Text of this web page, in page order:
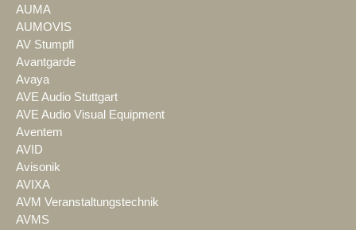
AUMA
AUMOVIS
AV Stumpfl
Avantgarde
Avaya
AVE Audio Stuttgart
AVE Audio Visual Equipment
Aventem
AVID
Avisonik
AVIXA
AVM Veranstaltungstechnik
AVMS